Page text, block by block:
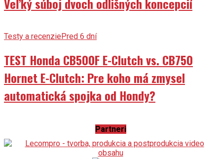
Veľký súboj dvoch odlišných koncepcií
Testy a recenziePred 6 dní
TEST Honda CB500F E-Clutch vs. CB750
Hornet E-Clutch: Pre koho má zmysel
automatická spojka od Hondy?
Partneri